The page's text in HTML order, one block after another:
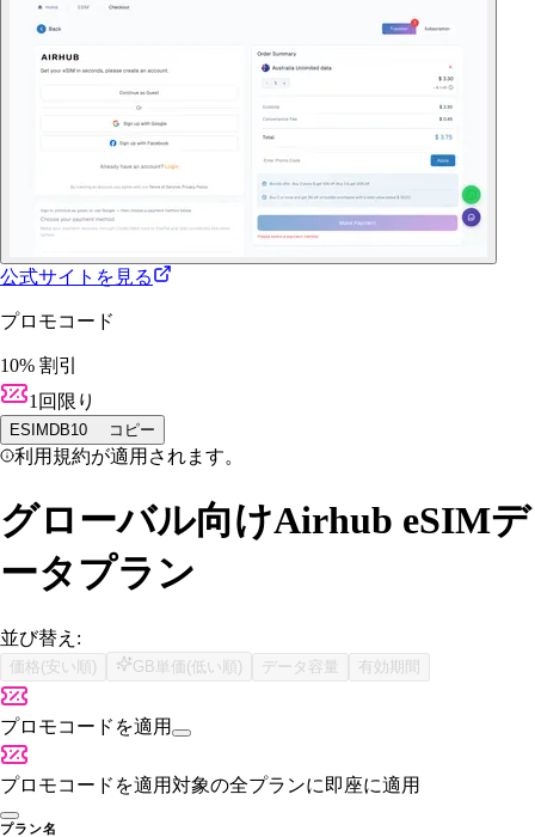
公式サイトを見る
プロモコード
10% 割引
1回限り
ESIMDB10 コピー
利用規約が適用されます。
グローバル向けAirhub eSIMデ
ータプラン
並び替え:
価格(安い順) GB単価(低い順) データ容量 有効期間
プロモコードを適用
プロモコードを適用対象の全プランに即座に適用
プラン名